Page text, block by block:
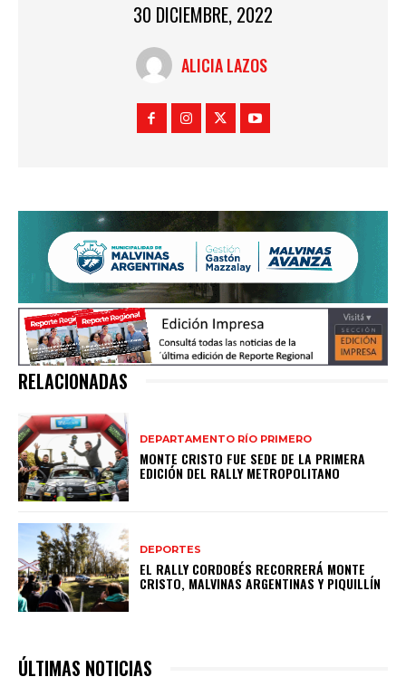
30 DICIEMBRE, 2022
ALICIA LAZOS
RELACIONADAS
DEPARTAMENTO RÍO PRIMERO
MONTE CRISTO FUE SEDE DE LA PRIMERA
EDICIÓN DEL RALLY METROPOLITANO
DEPORTES
EL RALLY CORDOBÉS RECORRERÁ MONTE
CRISTO, MALVINAS ARGENTINAS Y PIQUILLÍN
ÚLTIMAS NOTICIAS